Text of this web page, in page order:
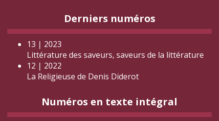
Derniers numéros
13 | 2023
Littérature des saveurs, saveurs de la littérature
12 | 2022
La Religieuse de Denis Diderot
Numéros en texte intégral